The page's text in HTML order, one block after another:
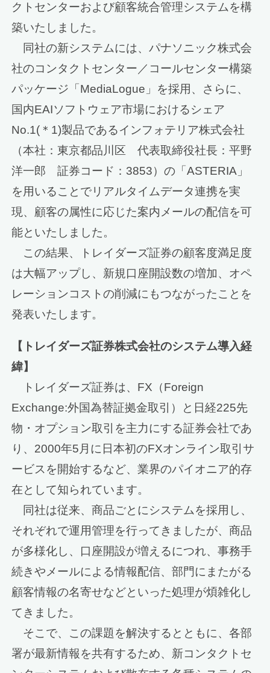
クトセンターおよび顧客統合管理システムを構
築いたしました。
同社の新システムには、パナソニック株式会
社のコンタクトセンター／コールセンター構築
パッケージ「MediaLogue」を採用、さらに、
国内EAIソフトウェア市場におけるシェア
No.1(＊1)製品であるインフォテリア株式会社
（本社：東京都品川区 代表取締役社長：平野
洋一郎 証券コード：3853）の「ASTERIA」
を用いることでリアルタイムデータ連携を実
現、顧客の属性に応じた案内メールの配信を可
能といたしました。
この結果、トレイダーズ証券の顧客度満足度
は大幅アップし、新規口座開設数の増加、オペ
レーションコストの削減にもつながったことを
発表いたします。
【トレイダーズ証券株式会社のシステム導入経
緯】
トレイダーズ証券は、FX（Foreign
Exchange:外国為替証拠金取引）と日経225先
物・オプション取引を主力にする証券会社であ
り、2000年5月に日本初のFXオンライン取引サ
ービスを開始するなど、業界のパイオニア的存
在として知られています。
同社は従来、商品ごとにシステムを採用し、
それぞれで運用管理を行ってきましたが、商品
が多様化し、口座開設が増えるにつれ、事務手
続きやメールによる情報配信、部門にまたがる
顧客情報の名寄せなどといった処理が煩雑化し
てきました。
そこで、この課題を解決するとともに、各部
署が最新情報を共有するため、新コンタクトセ